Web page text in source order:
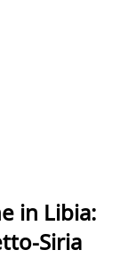
in Libia:
Siria